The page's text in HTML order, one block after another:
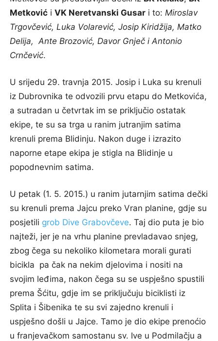
Metković i VK Neretvanski Gusar i to: Miroslav
Trgovčević, Luka Volarević, Josip Kiridžija, Matko
Delija, Ante Brozović, Davor Gnječ i Antonio
Crnčević.
U srijedu 29. travnja 2015. Josip i Luka su krenuli
iz Dubrovnika te odvozili prvu etapu do Metkovića,
a sutradan u četvrtak im se priključio ostatak
ekipe, te su sa trga u ranim jutranjim satima
krenuli prema Blidinju. Nakon duge i izrazito
naporne etape ekipa je stigla na Blidinje u
popodnevnim satima.
U petak (1. 5. 2015.) u ranim jutarnjim satima dečki
su krenuli prema Jajcu preko Vran planine, gdje su
posjetili grob Dive Grabovčeve. Taj dio puta je bio
najteži, jer je na vrhu planine prevladavao snjeg,
zbog čega su nekoliko kilometara morali gurati
bicikla pa čak na nekim djelovima i nositi na
svojim leđima, nakon čega su se uspješno spustili
prema Šćitu, gdje im se priključuju biciklisti iz
Splita i Šibenika te su svi zajedno krenuli i
uspješno došli u Jajce. Tamo je dio ekipe prenoćio
u franjevačkom samostanu sv. Ive u Podmilačju a